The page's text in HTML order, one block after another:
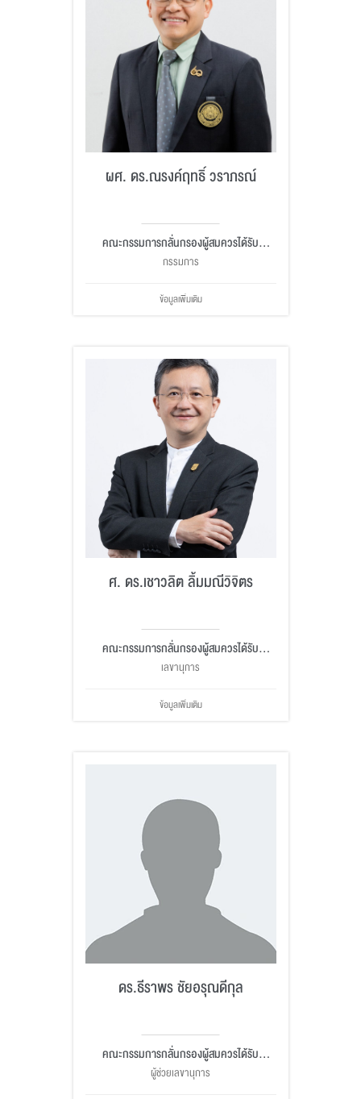
ผศ. ดร.ณรงค์ฤทธิ์ วราภรณ์
คณะกรรมการกลั่นกรองผู้สมควรได้รับ
ปริญญากิตติมศักดิ์
กรรมการ
ข้อมูลเพิ่มเติม
ศ. ดร.เชาวลิต ลิ้มมณีวิจิตร
คณะกรรมการกลั่นกรองผู้สมควรได้รับ
ปริญญากิตติมศักดิ์
เลขานุการ
ข้อมูลเพิ่มเติม
ดร.ธีราพร ชัยอรุณดีกุล
คณะกรรมการกลั่นกรองผู้สมควรได้รับ
ปริญญากิตติมศักดิ์
ผู้ช่วยเลขานุการ